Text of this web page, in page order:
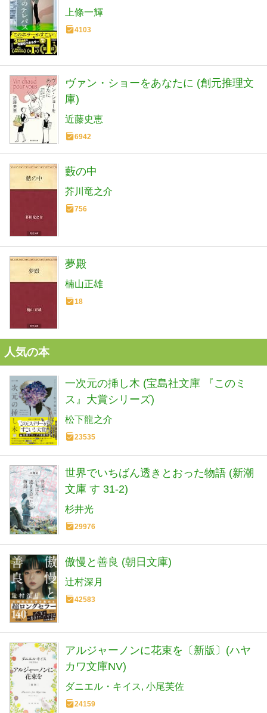
上條一輝
4103
ヴァン・ショーをあなたに (創元推理文
庫)
近藤史恵
6942
藪の中
芥川竜之介
756
夢殿
楠山正雄
18
人気の本
一次元の挿し木 (宝島社文庫 『このミ
ス』大賞シリーズ)
松下龍之介
23535
世界でいちばん透きとおった物語 (新潮
文庫 す 31-2)
杉井光
29976
傲慢と善良 (朝日文庫)
辻村深月
42583
アルジャーノンに花束を〔新版〕(ハヤ
カワ文庫NV)
ダニエル・キイス 小尾芙佐
24159